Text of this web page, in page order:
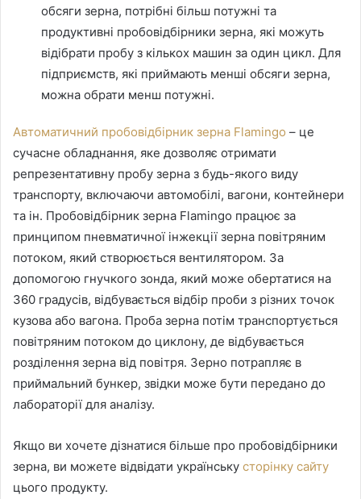
обсяги зерна, потрібні більш потужні та
продуктивні пробовідбірники зерна, які можуть
відібрати пробу з кількох машин за один цикл. Для
підприємств, які приймають менші обсяги зерна,
можна обрати менш потужні.
Автоматичний пробовідбірник зерна Flamingo – це
сучасне обладнання, яке дозволяє отримати
репрезентативну пробу зерна з будь-якого виду
транспорту, включаючи автомобілі, вагони, контейнери
та ін. Пробовідбірник зерна Flamingo працює за
принципом пневматичної інжекції зерна повітряним
потоком, який створюється вентилятором. За
допомогою гнучкого зонда, який може обертатися на
360 градусів, відбувається відбір проби з різних точок
кузова або вагона. Проба зерна потім транспортується
повітряним потоком до циклону, де відбувається
розділення зерна від повітря. Зерно потрапляє в
приймальний бункер, звідки може бути передано до
лабораторії для аналізу.
Якщо ви хочете дізнатися більше про пробовідбірники
зерна, ви можете відвідати українську сторінку сайту
цього продукту.